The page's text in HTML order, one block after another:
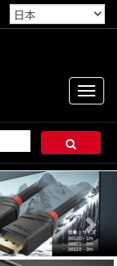
Toggle